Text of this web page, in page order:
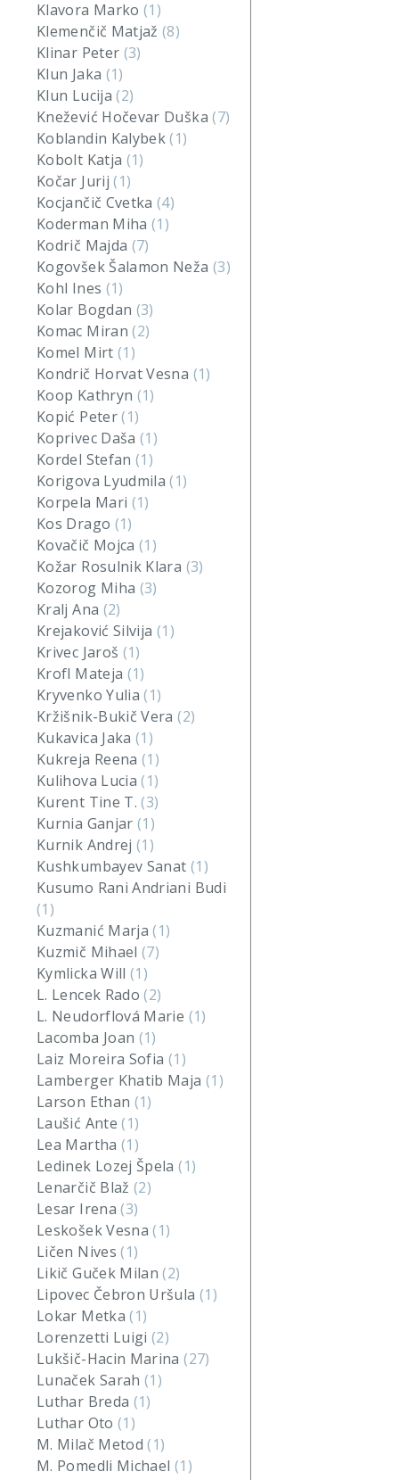
Klavora Marko(1)
Klemenčič Matjaž(8)
Klinar Peter (3)
Klun Jaka (1)
Klun Lucija(2)
Knežević Hočevar Duška(7)
Koblandin Kalybek(1)
Kobolt Katja (1)
Kočar Jurij(1)
Kocjančič Cvetka(4)
Koderman Miha(1)
Kodrič Majda (7)
Kogovšek Šalamon Neža (3)
Kohl Ines (1)
Kolar Bogdan (3)
Komac Miran(2)
Komel Mirt (1)
Kondrič Horvat Vesna (1)
Koop Kathryn (1)
Kopić Peter(1)
Koprivec Daša(1)
Kordel Stefan(1)
Korigova Lyudmila(1)
Korpela Mari (1)
Kos Drago (1)
Kovačič Mojca(1)
Kožar Rosulnik Klara (3)
Kozorog Miha (3)
Kralj Ana (2)
Krejaković Silvija (1)
Krivec Jaroš (1)
Krofl Mateja (1)
Kryvenko Yulia(1)
Kržišnik-Bukič Vera(2)
Kukavica Jaka(1)
Kukreja Reena(1)
Kulihova Lucia(1)
Kurent Tine T.(3)
Kurnia Ganjar(1)
Kurnik Andrej(1)
Kushkumbayev Sanat (1)
Kusumo Rani Andriani Budi
(1)
Kuzmanić Marja(1)
Kuzmič Mihael(7)
Kymlicka Will(1)
L. Lencek Rado(2)
L. Neudorflová Marie (1)
Lacomba Joan (1)
Laiz Moreira Sofia (1)
Lamberger Khatib Maja (1)
Larson Ethan (1)
Laušić Ante(1)
Lea Martha (1)
Ledinek Lozej Špela(1)
Lenarčič Blaž(2)
Lesar Irena(3)
Leskošek Vesna(1)
Ličen Nives(1)
Likič Guček Milan(2)
Lipovec Čebron Uršula (1)
Lokar Metka(1)
Lorenzetti Luigi(2)
Lukšič-Hacin Marina(27)
Lunaček Sarah(1)
Luthar Breda (1)
Luthar Oto (1)
M. Milač Metod(1)
M. Pomedli Michael (1)